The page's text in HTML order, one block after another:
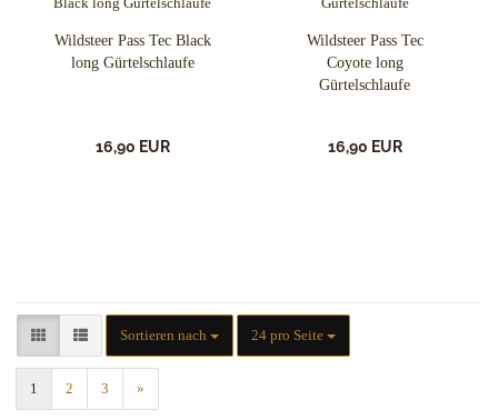
Wildsteer Pass Tec Black
long Gürtelschlaufe
16,90 EUR
Wildsteer Pass Tec
Coyote long
Gürtelschlaufe
16,90 EUR
Sortieren nach
Sortieren nach 24 pro Seite
pro Seite
1 2 3 »